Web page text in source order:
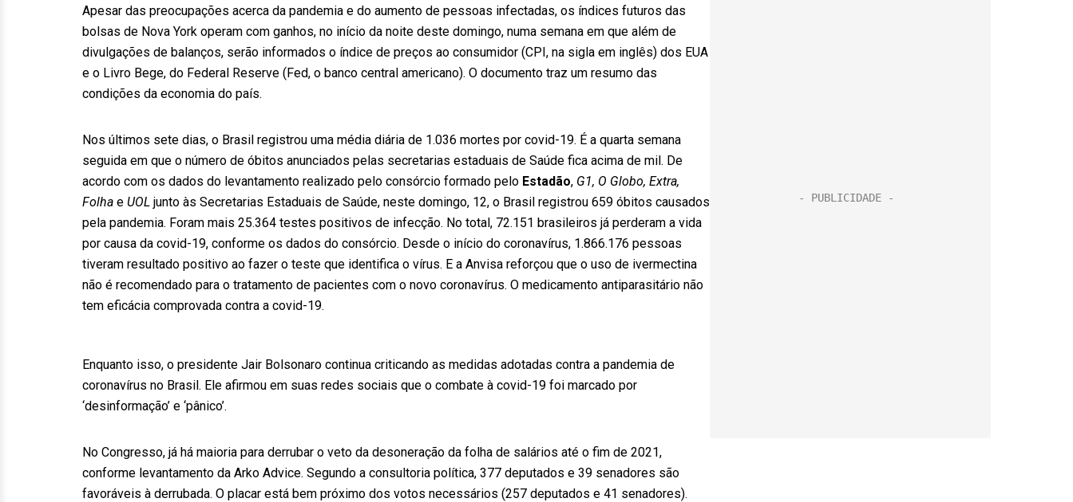
Apesar das preocupações acerca da pandemia e do aumento de pessoas infectadas, os índices futuros das
bolsas de Nova York operam com ganhos, no início da noite deste domingo, numa semana em que além de
divulgações de balanços, serão informados o índice de preços ao consumidor (CPI, na sigla em inglês) dos EUA
e o Livro Bege, do Federal Reserve (Fed, o banco central americano). O documento traz um resumo das
condições da economia do país.
Nos últimos sete dias, o Brasil registrou uma média diária de 1.036 mortes por covid-19. É a quarta semana
seguida em que o número de óbitos anunciados pelas secretarias estaduais de Saúde fica acima de mil. De
acordo com os dados do levantamento realizado pelo consórcio formado pelo Estadão, G1, O Globo, Extra,
Folha e UOL junto às Secretarias Estaduais de Saúde, neste domingo, 12, o Brasil registrou 659 óbitos causados
pela pandemia. Foram mais 25.364 testes positivos de infecção. No total, 72.151 brasileiros já perderam a vida
por causa da covid-19, conforme os dados do consórcio. Desde o início do coronavírus, 1.866.176 pessoas
tiveram resultado positivo ao fazer o teste que identifica o vírus. E a Anvisa reforçou que o uso de ivermectina
não é recomendado para o tratamento de pacientes com o novo coronavírus. O medicamento antiparasitário não
tem eficácia comprovada contra a covid-19.
Enquanto isso, o presidente Jair Bolsonaro continua criticando as medidas adotadas contra a pandemia de
coronavírus no Brasil. Ele afirmou em suas redes sociais que o combate à covid-19 foi marcado por
‘desinformação’ e ‘pânico’.
No Congresso, já há maioria para derrubar o veto da desoneração da folha de salários até o fim de 2021,
conforme levantamento da Arko Advice. Segundo a consultoria política, 377 deputados e 39 senadores são
favoráveis à derrubada. O placar está bem próximo dos votos necessários (257 deputados e 41 senadores).